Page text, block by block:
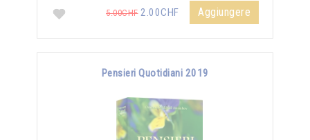
5.00CHF2.00CHF Aggiungere
Pensieri Quotidiani 2019